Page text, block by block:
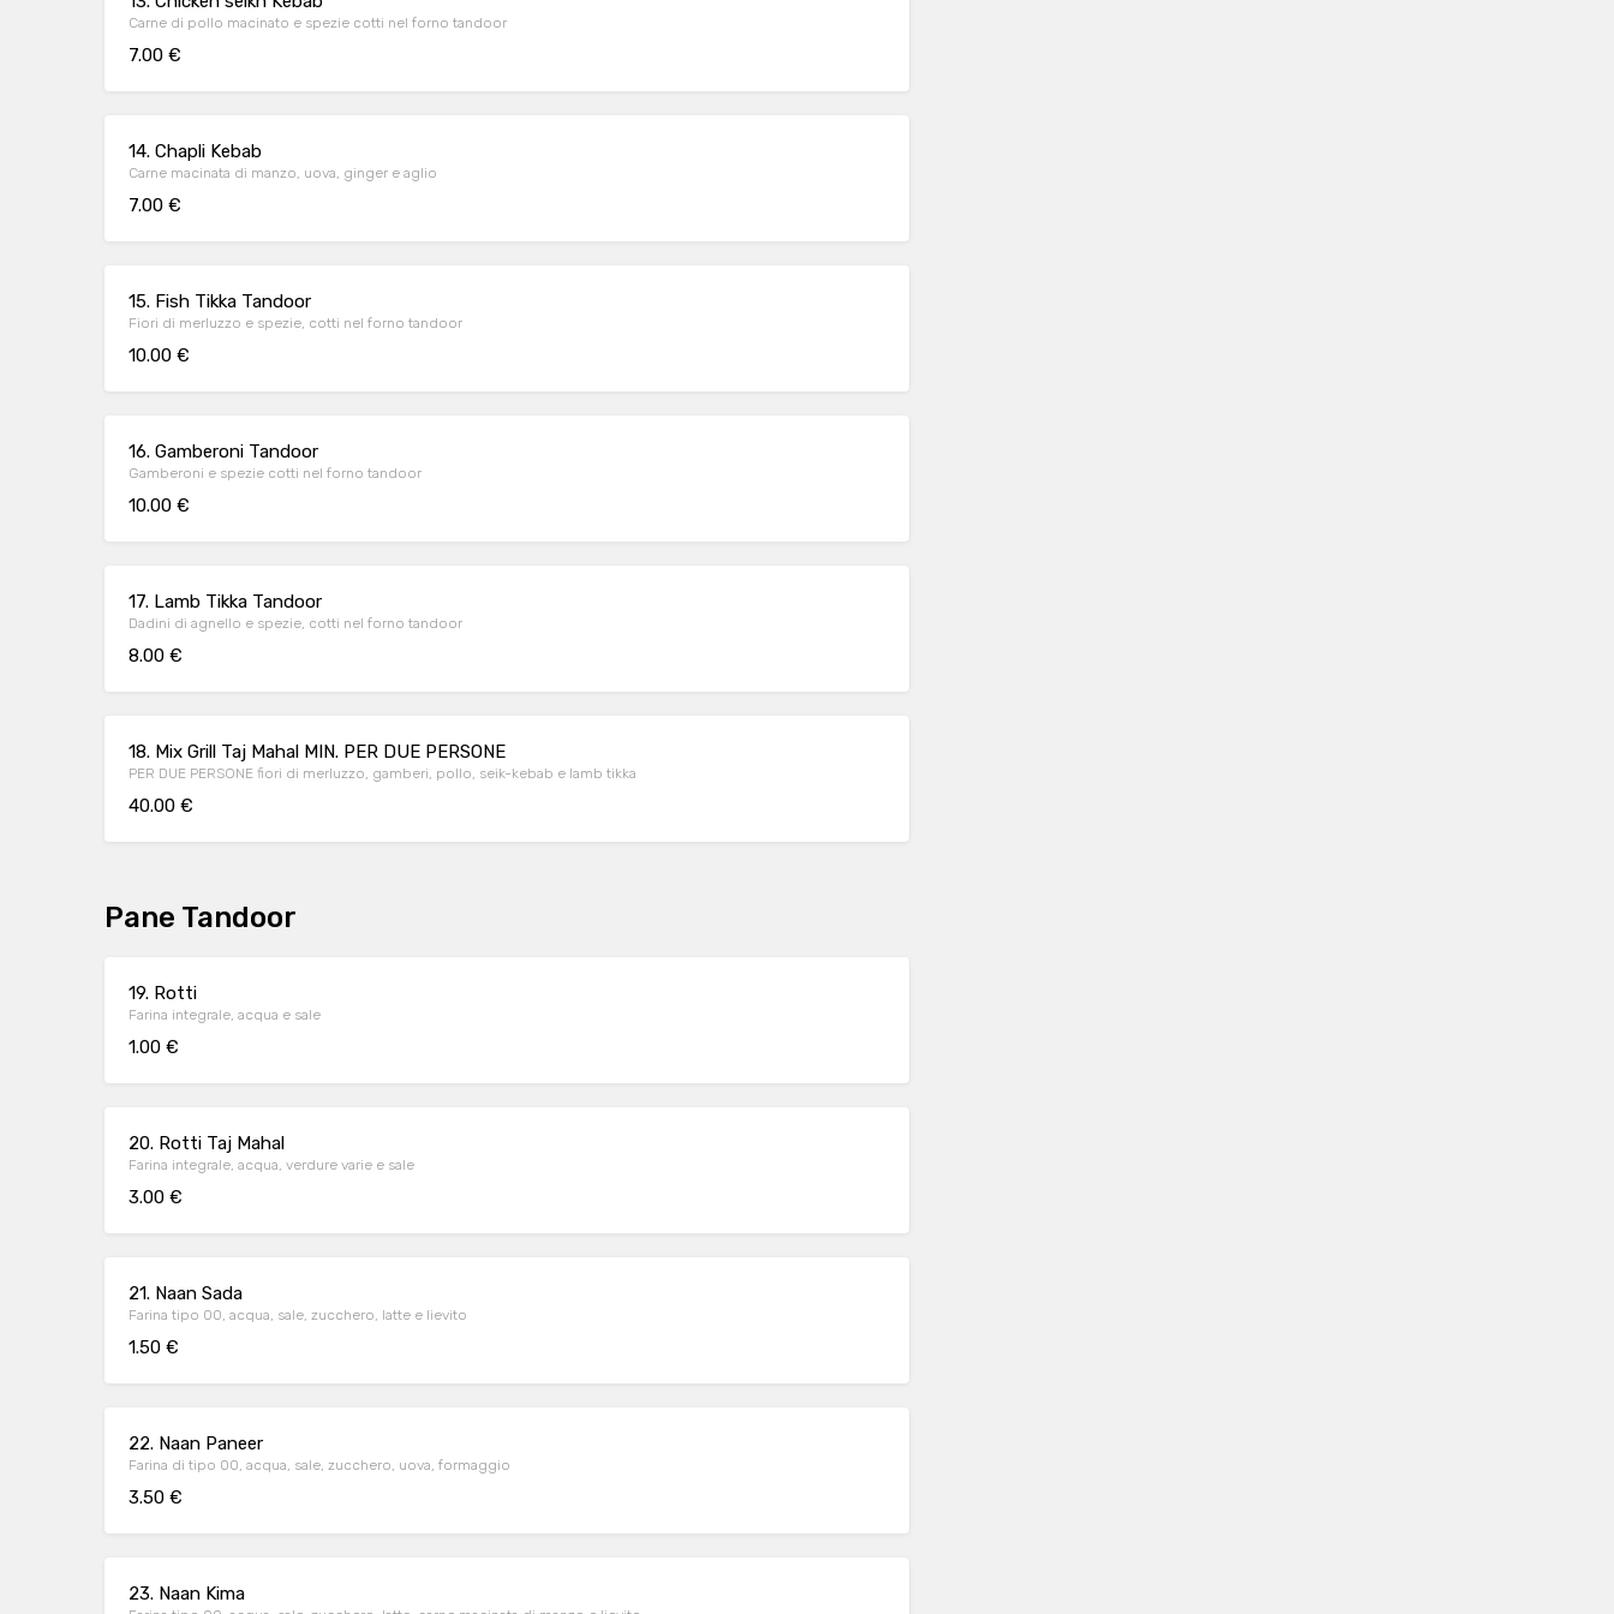
Carne di pollo macinato e spezie cotti nel forno tandoor
7.00 €
14. Chapli Kebab
Carne macinata di manzo, uova, ginger e aglio
7.00 €
15. Fish Tikka Tandoor
Fiori di merluzzo e spezie, cotti nel forno tandoor
10.00 €
16. Gamberoni Tandoor
Gamberoni e spezie cotti nel forno tandoor
10.00 €
17. Lamb Tikka Tandoor
Dadini di agnello e spezie, cotti nel forno tandoor
8.00 €
18. Mix Grill Taj Mahal MIN. PER DUE PERSONE
PER DUE PERSONE fiori di merluzzo, gamberi, pollo, seik-kebab e lamb tikka
40.00 €
Pane Tandoor
19. Rotti
Farina integrale, acqua e sale
1.00 €
20. Rotti Taj Mahal
Farina integrale, acqua, verdure varie e sale
3.00 €
21. Naan Sada
Farina tipo 00, acqua, sale, zucchero, latte e lievito
1.50 €
22. Naan Paneer
Farina di tipo 00, acqua, sale, zucchero, uova, formaggio
3.50 €
23. Naan Kima